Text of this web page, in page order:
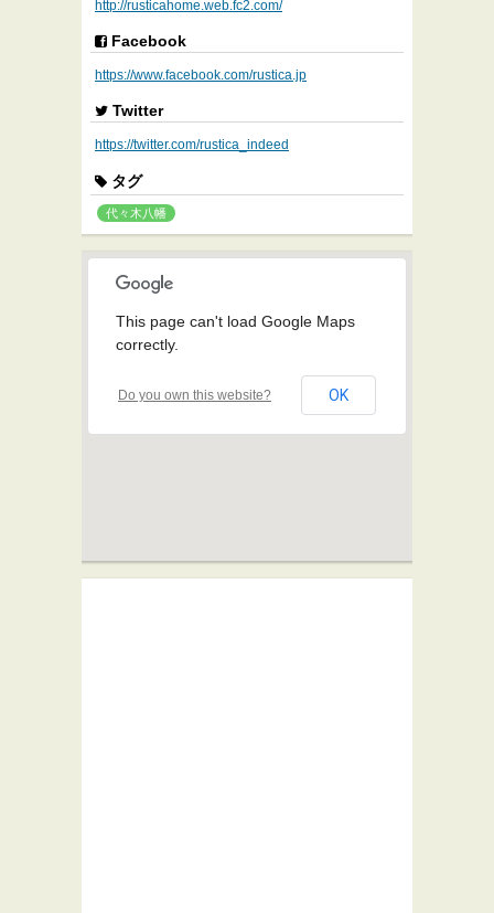
http://rusticahome.web.fc2.com/
Facebook
https://www.facebook.com/rustica.jp
Twitter
https://twitter.com/rustica_indeed
タグ
代々木八幡
This page can't load Google Maps
correctly.
Do you own this website? OK